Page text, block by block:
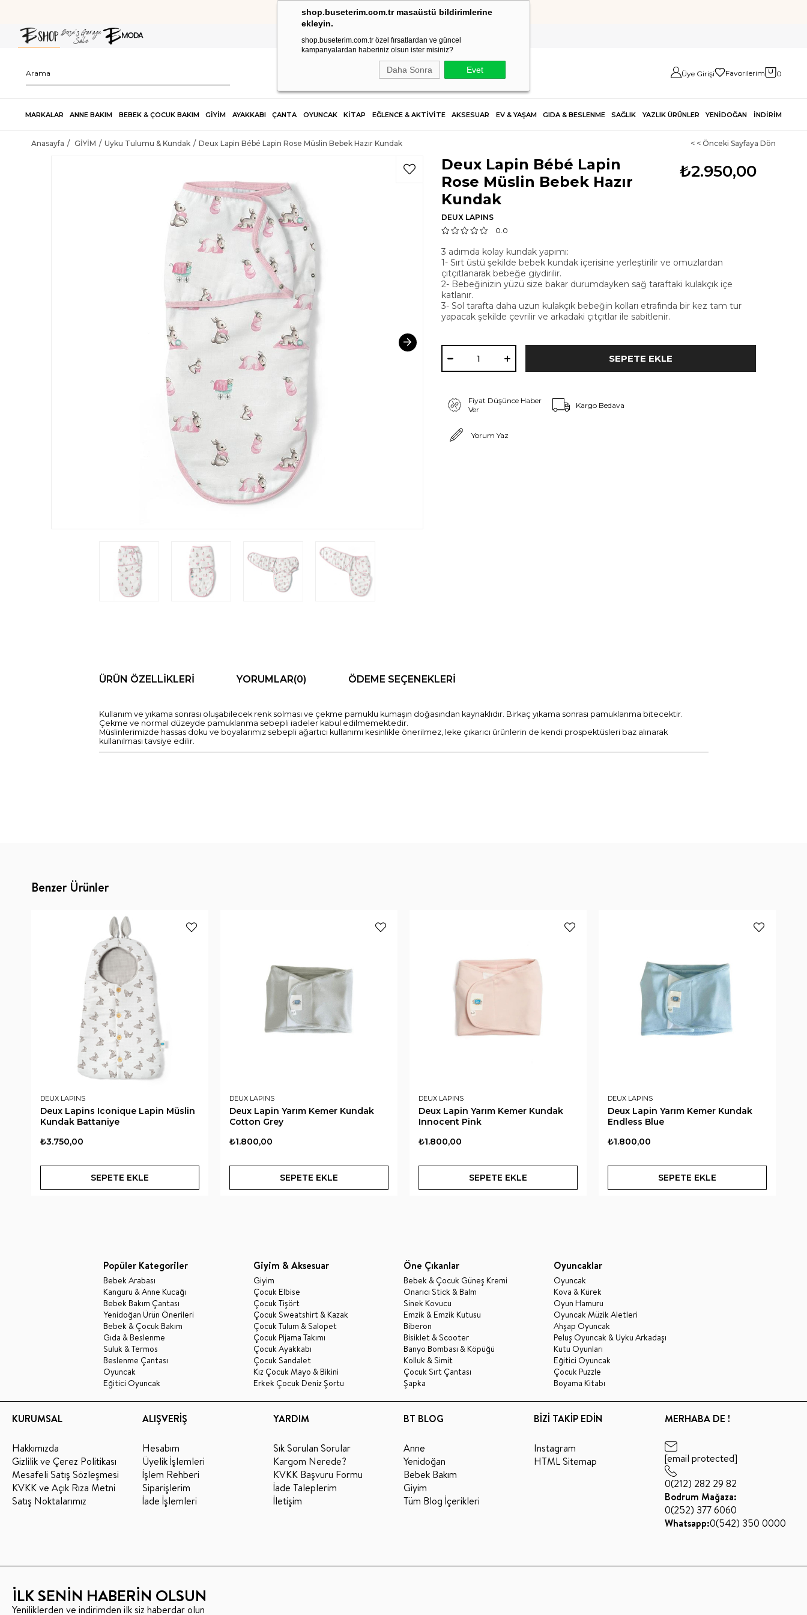
shop.buseterim.com.tr masaüstü bildirimlerine
ekleyin.
shop.buseterim.com.tr özel fırsatlardan ve güncel
kampanyalardan haberiniz olsun ister misiniz?
Daha Sonra Evet
HIZLI KARGO
Üye Girişi Favorilerim 0
MARKALAR ANNE BAKIM BEBEK & ÇOCUK BAKIM GİYİM AYAKKABI ÇANTA OYUNCAK KİTAP EĞLENCE & AKTİVİTE AKSESUAR EV & YAŞAM GIDA & BESLENME SAĞLIK YAZLIK ÜRÜNLER YENİDOĞAN İNDİRİM
Anasayfa GİYİM Uyku Tulumu & Kundak Deux Lapin Bébé Lapin Rose Müslin Bebek Hazır Kundak < < Önceki Sayfaya Dön
₺2.950,00
Deux Lapin Bébé Lapin
Rose Müslin Bebek Hazır
Kundak
DEUX LAPINS
0.0
3 adımda kolay kundak yapımı:
1- Sırt üstü şekilde bebek kundak içerisine yerleştirilir ve omuzlardan
çıtçıtlanarak bebeğe giydirilir.
2- Bebeğinizin yüzü size bakar durumdayken sağ taraftaki kulakçık içe
katlanır.
3- Sol tarafta daha uzun kulakçık bebeğin kolları etrafında bir kez tam tur
yapacak şekilde çevrilir ve arkadaki çıtçıtlar ile sabitlenir.
Fiyat Düşünce Haber
Ver
Kargo Bedava
Yorum Yaz
ÜRÜN ÖZELLIKLERI YORUMLAR(0) ÖDEME SEÇENEKLERI
Kullanım ve yıkama sonrası oluşabilecek renk solması ve çekme pamuklu kumaşın doğasından kaynaklıdır. Birkaç yıkama sonrası pamuklanma bitecektir.
Çekme ve normal düzeyde pamuklanma sebepli iadeler kabul edilmemektedir.
Müslinlerimizde hassas doku ve boyalarımız sebepli ağartıcı kullanımı kesinlikle önerilmez, leke çıkarıcı ürünlerin de kendi prospektüsleri baz alınarak
kullanılması tavsiye edilir.
Benzer Ürünler
DEUX LAPINS
Deux Lapins Iconique Lapin Müslin
Kundak Battaniye
₺3.750,00
SEPETE EKLE
DEUX LAPINS
Deux Lapin Yarım Kemer Kundak
Cotton Grey
₺1.800,00
SEPETE EKLE
DEUX LAPINS
Deux Lapin Yarım Kemer Kundak
Innocent Pink
₺1.800,00
SEPETE EKLE
DEUX LAPINS
Deux Lapin Yarım Kemer Kundak
Endless Blue
₺1.800,00
SEPETE EKLE
Popüler Kategoriler
Bebek Arabası
Kanguru & Anne Kucağı
Bebek Bakım Çantası
Yenidoğan Ürün Önerileri
Bebek & Çocuk Bakım
Gıda & Beslenme
Suluk & Termos
Beslenme Çantası
Oyuncak
Eğitici Oyuncak
Giyim & Aksesuar
Giyim
Çocuk Elbise
Çocuk Tişört
Çocuk Sweatshirt & Kazak
Çocuk Tulum & Salopet
Çocuk Pijama Takımı
Çocuk Ayakkabı
Çocuk Sandalet
Kız Çocuk Mayo & Bikini
Erkek Çocuk Deniz Şortu
Öne Çıkanlar
Bebek & Çocuk Güneş Kremi
Onarıcı Stick & Balm
Sinek Kovucu
Emzik & Emzik Kutusu
Biberon
Bisiklet & Scooter
Banyo Bombası & Köpüğü
Kolluk & Simit
Çocuk Sırt Çantası
Şapka
Oyuncaklar
Oyuncak
Kova & Kürek
Oyun Hamuru
Oyuncak Müzik Aletleri
Ahşap Oyuncak
Peluş Oyuncak & Uyku Arkadaşı
Kutu Oyunları
Eğitici Oyuncak
Çocuk Puzzle
Boyama Kitabı
KURUMSAL
Hakkımızda
Gizlilik ve Çerez Politikası
Mesafeli Satış Sözleşmesi
KVKK ve Açık Rıza Metni
Satış Noktalarımız
ALIŞVERİŞ
Hesabım
Üyelik İşlemleri
İşlem Rehberi
Siparişlerim
İade İşlemleri
YARDIM
Sık Sorulan Sorular
Kargom Nerede?
KVKK Başvuru Formu
İade Taleplerim
İletişim
BT BLOG
Anne
Yenidoğan
Bebek Bakım
Giyim
Tüm Blog İçerikleri
BİZİ TAKİP EDİN
Instagram
HTML Sitemap
MERHABA DE !
[email protected]
0(212) 282 29 82
Bodrum Mağaza:
0(252) 377 6060
Whatsapp:0(542) 350 0000
İLK SENİN HABERİN OLSUN
Yeniliklerden ve indirimden ilk siz haberdar olun